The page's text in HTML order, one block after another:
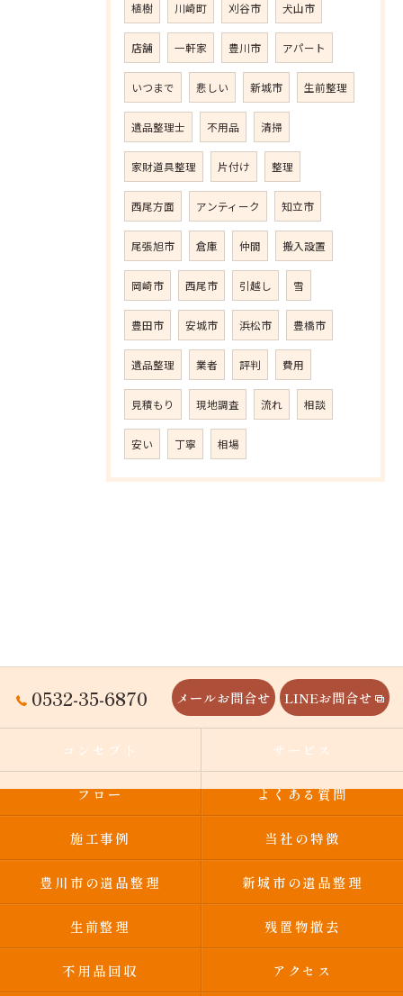
植樹 川崎町 刈谷市 犬山市
店舗 一軒家 豊川市 アパート
いつまで 悲しい 新城市 生前整理
遺品整理士 不用品 清掃
家財道具整理 片付け 整理
西尾方面 アンティーク 知立市
尾張旭市 倉庫 仲間 搬入設置
岡崎市 西尾市 引越し 雪
豊田市 安城市 浜松市 豊橋市
遺品整理 業者 評判 費用
見積もり 現地調査 流れ 相談
安い 丁寧 相場
0532-35-6870 メールお問合せ LINEお問合せ
コンセプト サービス
フロー よくある質問
施工事例 当社の特徴
豊川市の遺品整理 新城市の遺品整理
生前整理 残置物撤去
不用品回収 アクセス